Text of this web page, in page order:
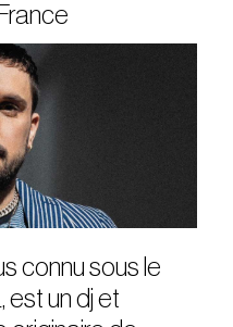
max
connu sous le
est un dj et